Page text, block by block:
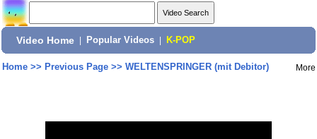
Video Home Popular Videos K-POP
Home>> Previous Page>> WELTENSPRINGER (mit Debitor) More